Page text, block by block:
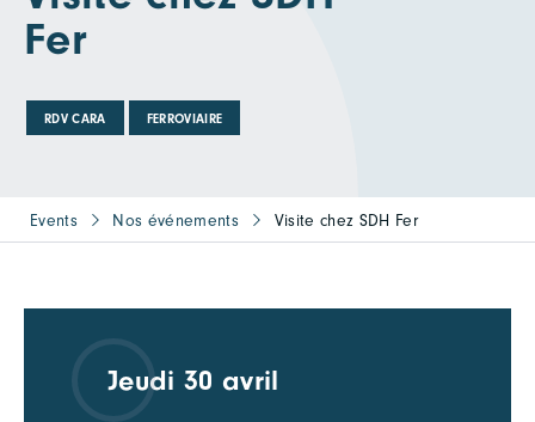
Fer
RDV CARA FERROVIAIRE
Events Nos événements Visite chez SDH Fer
Jeudi 30 avril